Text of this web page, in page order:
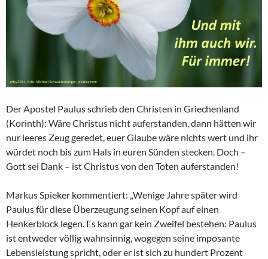
Der Apostel Paulus schrieb den Christen in Griechenland
(Korinth): Wäre Christus nicht auferstanden, dann hätten wir
nur leeres Zeug geredet, euer Glaube wäre nichts wert und ihr
würdet noch bis zum Hals in euren Sünden stecken. Doch –
Gott sei Dank – ist Christus von den Toten auferstanden!
Markus Spieker kommentiert: „Wenige Jahre später wird
Paulus für diese Überzeugung seinen Kopf auf einen
Henkerblock legen. Es kann gar kein Zweifel bestehen: Paulus
ist entweder völlig wahnsinnig, wogegen seine imposante
Lebensleistung spricht, oder er ist sich zu hundert Prozent